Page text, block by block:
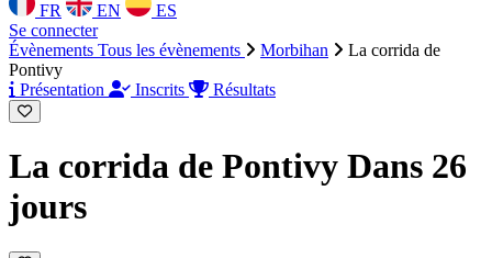
FR EN
ES
Se connecter
Évènements Tous les évènements Morbihan
La corrida de
Pontivy
Présentation
Inscrits Résultats
La corrida de Pontivy Dans 26
jours